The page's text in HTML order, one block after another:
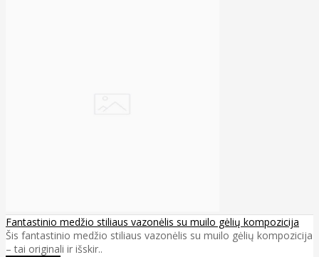
Fantastinio medžio stiliaus vazonėlis su muilo gėlių kompozicija
Šis fantastinio medžio stiliaus vazonėlis su muilo gėlių kompozicija
– tai originali ir išskir..